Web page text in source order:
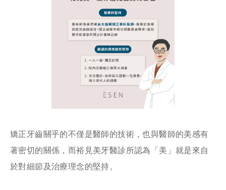
矯正牙齒關乎的不僅是醫師的技術，也與醫師的美感有
著密切的關係，而裕見美牙醫診所認為「美」就是來自
於對細節及治療理念的堅持。